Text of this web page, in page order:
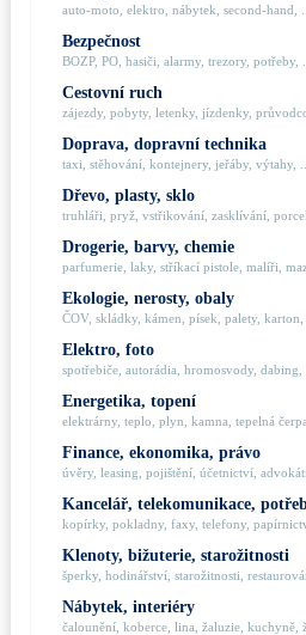
auto-moto, elektro, nábytek, second-hand, ...
Bezpečnost
BOZP, PO, hasiči, alarmy, trezory, potřeby, ...
Cestovní ruch
zájezdy, pobyty, letenky, jízdenky,
Doprava, dopravní technika
taxi, stěhování, kontejnery, jeřáby, výtahy, ...
Dřevo, plasty, sklo
truhláři, pryž, vstřikování, zasklívání,
Drogerie, barvy, chemie
parfumerie, laky, stříkací pistole, malíři,
Ekologie, nerosty, obaly
ČOV, skládky, kámen, písek, palety, karton,
Elektro, foto
spotřebiče, autorádia, hromosvody, dabing,
Energetika, topení
elektrárny, teplo, plyn, kamna, tepelná
Finance, ekonomika, právo
úvěry, leasing, pojištění, účetnictví,
Kancelář, telekomunikace,
kopírky, pokladny, faxy, telefony,
Klenoty, bižuterie, starožitnosti
šperky, hodinářství, starožitnosti,
Nábytek, interiéry
čalounění, koberce, lina, žaluzie, kuchyně,